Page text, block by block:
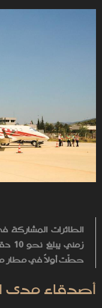
الطائرات
حطّت أولاً في مطار
أصدقاء مدى